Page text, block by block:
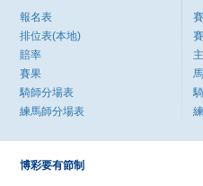
報名表
排位表(本地)
賠率
賽果
騎師分場表
練馬師分場表
博彩要有節制